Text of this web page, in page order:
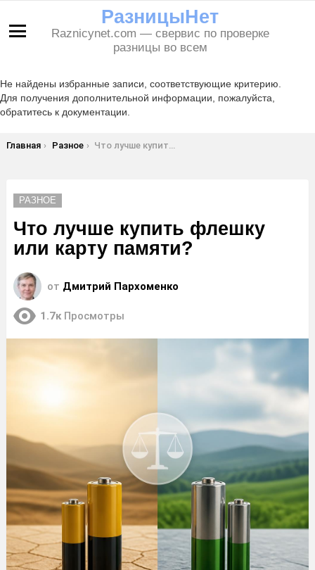
РазницыНет
Raznicynet.com — свервис по проверке
разницы во всем
Не найдены избранные записи, соответствующие критерию.
Для получения дополнительной информации, пожалуйста,
обратитесь к документации.
Вы здесь:
Главная Разное Что лучше купить флешку или карту памяти?
РАЗНОЕ
Что лучше купить флешку
или карту памяти?
от Дмитрий Пархоменко
1.7к Просмотры